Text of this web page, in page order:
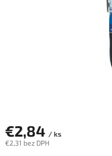
€2,84 / ks
€2,31 bez DPH